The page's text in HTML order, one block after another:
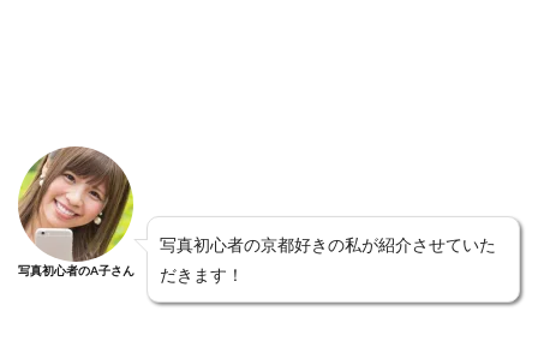
写真初心者のA子さん
写真初心者の京都好きの私が紹介させていた
だきます！